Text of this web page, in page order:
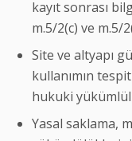
kayıt sonrası
m.5/2(c) ve m.5/
Site ve altyapı
kullanımın
hukuki
Yasal saklama,